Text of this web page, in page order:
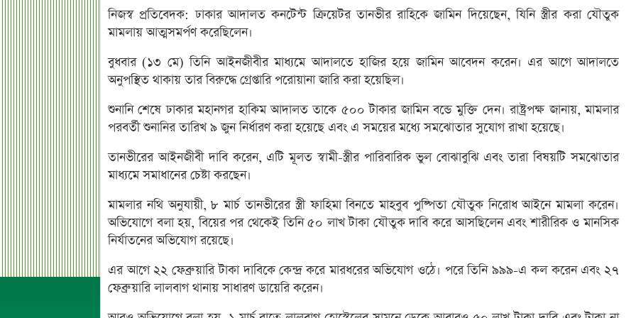
নিজস্ব প্রতিবেদক: ঢাকার আদালত কনটেন্ট ক্রিয়েটর তানভীর রাহিকে জামিন দিয়েছেন, যিনি স্ত্রীর করা যৌতুক
মামলায় আত্মসমর্পণ করেছিলেন।
বুধবার (১৩ মে) তিনি আইনজীবীর মাধ্যমে আদালতে হাজির হয়ে জামিন আবেদন করেন। এর আগে আদালতে
অনুপস্থিত থাকায় তার বিরুদ্ধে গ্রেপ্তারি পরোয়ানা জারি করা হয়েছিল।
শুনানি শেষে ঢাকার মহানগর হাকিম আদালত তাকে ৫০০ টাকার জামিন বন্ডে মুক্তি দেন। রাষ্ট্রপক্ষ জানায়, মামলার
পরবর্তী শুনানির তারিখ ৯ জুন নির্ধারণ করা হয়েছে এবং এ সময়ের মধ্যে সমঝোতার সুযোগ রাখা হয়েছে।
তানভীরের আইনজীবী দাবি করেন, এটি মূলত স্বামী-স্ত্রীর পারিবারিক ভুল বোঝাবুঝি এবং তারা বিষয়টি সমঝোতার
মাধ্যমে সমাধানের চেষ্টা করছেন।
মামলার নথি অনুযায়ী, ৮ মার্চ তানভীরের স্ত্রী ফাহিমা বিনতে মাহবুব পুষ্পিতা যৌতুক নিরোধ আইনে মামলা করেন।
অভিযোগে বলা হয়, বিয়ের পর থেকেই তিনি ৫০ লাখ টাকা যৌতুক দাবি করে আসছিলেন এবং শারীরিক ও মানসিক
নির্যাতনের অভিযোগ রয়েছে।
এর আগে ২২ ফেব্রুয়ারি টাকা দাবিকে কেন্দ্র করে মারধরের অভিযোগ ওঠে। পরে তিনি ৯৯৯-এ কল করেন এবং ২৭
ফেব্রুয়ারি লালবাগ থানায় সাধারণ ডায়েরি করেন।